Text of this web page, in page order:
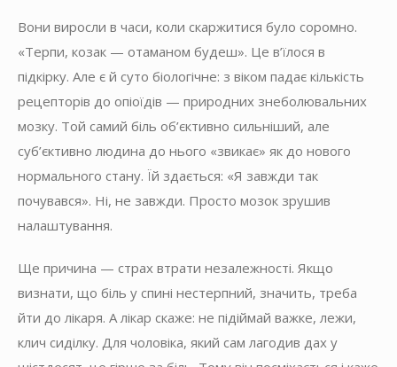
Вони виросли в часи, коли скаржитися було соромно.
«Терпи, козак — отаманом будеш». Це в’їлося в
підкірку. Але є й суто біологічне: з віком падає кількість
рецепторів до опіоїдів — природних знеболювальних
мозку. Той самий біль об’єктивно сильніший, але
суб’єктивно людина до нього «звикає» як до нового
нормального стану. Їй здається: «Я завжди так
почувався». Ні, не завжди. Просто мозок зрушив
налаштування.
Ще причина — страх втрати незалежності. Якщо
визнати, що біль у спині нестерпний, значить, треба
йти до лікаря. А лікар скаже: не підіймай важке, лежи,
клич сиділку. Для чоловіка, який сам лагодив дах у